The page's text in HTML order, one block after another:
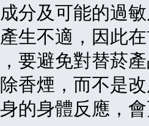
分及可能的過
生不適，因此
要避免對替菸
香煙，而不是
的身體反應，